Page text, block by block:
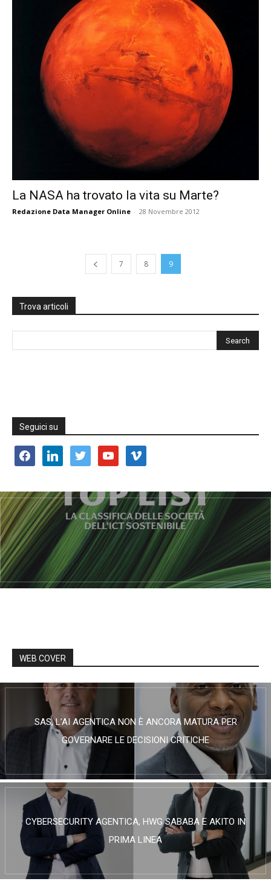
La NASA ha trovato la vita su Marte?
Redazione Data Manager Online - 28 Novembre 2012
7 8 9
Trova articoli
Seguici su
facebooklinkedin twitter youtube vimeo
WEB COVER
SAS, L’AI AGENTICA NON È ANCORA MATURA PER
GOVERNARE LE DECISIONI CRITICHE
CYBERSECURITY AGENTICA, HWG SABABA E AKITO IN
PRIMA LINEA